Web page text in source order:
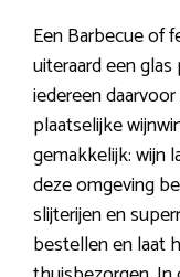
Een Barbecue of
uiteraard een
iedereen
plaatselijke
gemakkelijk: wijn
deze omgeving
slijterijen en
bestellen en laat